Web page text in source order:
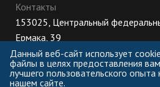
Контакты
153025, Центральный
Ермака, 39
8 (800) 222-56-86 (Приемная
10 (Ректорат)
ПН-ЧТ: 8:30-17:00;
Данный веб-сайт использует
файлы в целях предоставления вам
лучшего пользовательского опыта
нашем сайте.